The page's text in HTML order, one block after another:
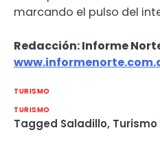
marcando el pulso del
Redacción: Informe
TURISMO
TURISMO
Tagged Saladillo,